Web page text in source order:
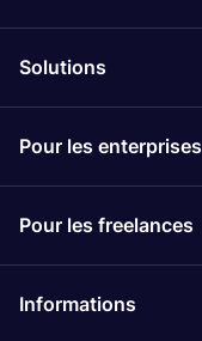
Solutions
Pour les enterprises
Pour les freelances
Informations